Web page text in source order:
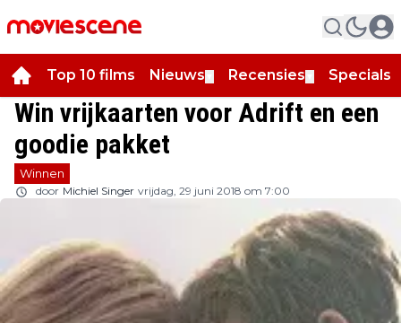
Top 10 films Nieuws Recensies Specials
Win vrijkaarten voor Adrift en een
goodie pakket
Winnen
door Michiel Singer vrijdag, 29 juni 2018 om 7:00